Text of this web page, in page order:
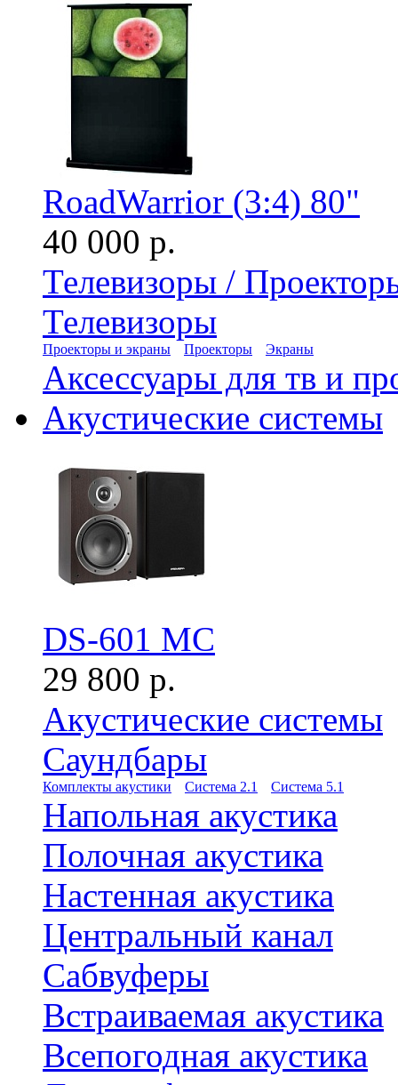
RoadWarrior (3:4) 80"
40 000 р.
Телевизоры /
Телевизоры
Проекторы и экраны Проекторы Экраны
Аксессуары для тв и
Акустические системы
DS-601 MC
29 800 р.
Акустические системы
Саундбары
Комплекты акустики Система 2.1 Система 5.1
Напольная акустика
Полочная акустика
Настенная акустика
Центральный канал
Сабвуферы
Встраиваемая акустика
Всепогодная акустика